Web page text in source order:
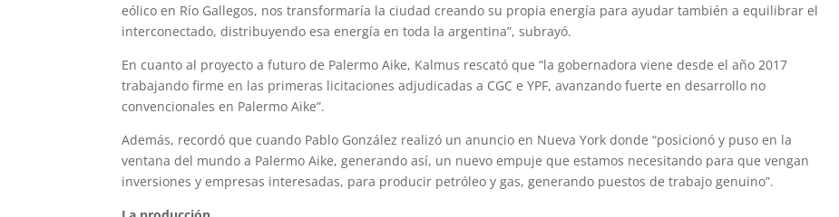
eólico en Río Gallegos, nos transformaría la ciudad creando su propia energía para ayudar también a equilibrar el
interconectado, distribuyendo esa energía en toda la argentina”, subrayó.
En cuanto al proyecto a futuro de Palermo Aike, Kalmus rescató que “la gobernadora viene desde el año 2017
trabajando firme en las primeras licitaciones adjudicadas a CGC e YPF, avanzando fuerte en desarrollo no
convencionales en Palermo Aike”.
Además, recordó que cuando Pablo González realizó un anuncio en Nueva York donde “posicionó y puso en la
ventana del mundo a Palermo Aike, generando así, un nuevo empuje que estamos necesitando para que vengan
inversiones y empresas interesadas, para producir petróleo y gas, generando puestos de trabajo genuino”.